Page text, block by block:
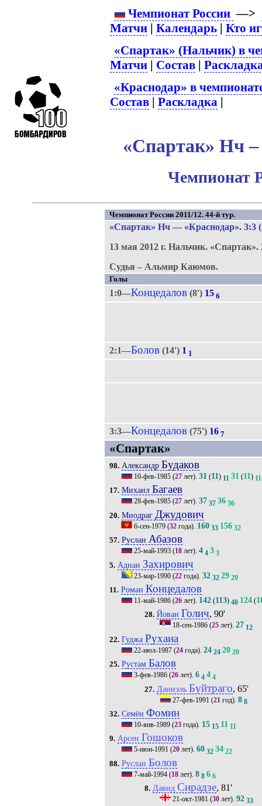
Чемпионат России —>
Матчи |Календарь |Кто
«Спартак» (Нальчик) в
Матчи | Состав |
«Краснодар» в
Состав |Раскладка |
«Спартак» Нч –
Чемпионат
Чемпионат России 2011/12. 44-й тур.
«Спартак» Нч— «Краснодар». 3:3
13 мая 2012 г. Нальчик. «Спартак».
Судья – Альмир Каюмов.
Голы
1:0—Концедалов(8') 15 6
2:1—Болов(14') 1 1
3:3—Концедалов(75') 16 7
«Спартак»
98. Александр Будаков
10-фев-1985(27лет). 31(11) 11 31(11) 11
17. Михаил Багаев
28-фев-1985(27лет). 37 37 36 36
20. Миодраг Джудович
6-сен-1979(32года). 160 33 156 32
57. Руслан Абазов
25-май-1993(18лет). 4 4 3 3
5. Аднан Захирович
23-мар-1990(22года). 32 32 29 29
11. Роман Концедалов
11-май-1986(26лет). 142(113) 40 124(
28. Йован Голич, 90'
18-сен-1986 (25 лет).27 12
22. Гуджа Рухаиа
22-июл-1987(24года). 24 24 20 20
25. Рустам Балов
3-фев-1986(26лет). 6 4 4 4
27. Даниэль Буйтраго, 65'
27-фев-1991 (21 год).8 8
32. Семён Фомин
10-янв-1989(23года). 15 15 11 11
9. Арсен Гошоков
5-июн-1991 (20лет). 60 32 34 22
88. Руслан Болов
7-май-1994(18лет). 8 8 6 6
8. Давид Сирадзе, 81'
21-окт-1981 (30 лет).92 33